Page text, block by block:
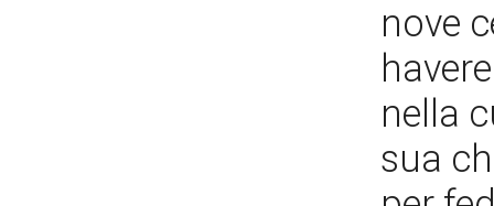
nove
nella
sua